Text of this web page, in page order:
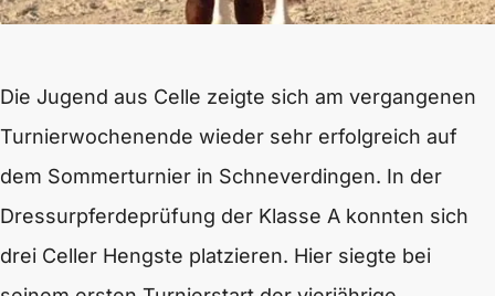
Die Jugend aus Celle zeigte sich am vergangenen
Turnierwochenende wieder sehr erfolgreich auf
dem Sommerturnier in Schneverdingen. In der
Dressurpferdeprüfung der Klasse A konnten sich
drei Celler Hengste platzieren. Hier siegte bei